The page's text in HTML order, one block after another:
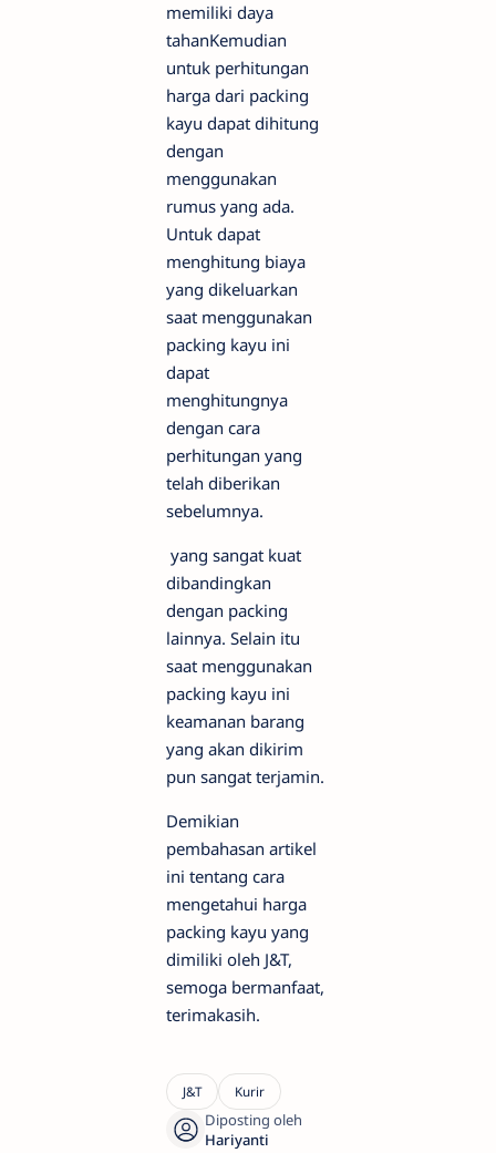
memiliki daya
tahanKemudian
untuk perhitungan
harga dari packing
kayu dapat dihitung
dengan
menggunakan
rumus yang ada.
Untuk dapat
menghitung biaya
yang dikeluarkan
saat menggunakan
packing kayu ini
dapat
menghitungnya
dengan cara
perhitungan yang
telah diberikan
sebelumnya.
yang sangat kuat
dibandingkan
dengan packing
lainnya. Selain itu
saat menggunakan
packing kayu ini
keamanan barang
yang akan dikirim
pun sangat terjamin.
Demikian
pembahasan artikel
ini tentang cara
mengetahui harga
packing kayu yang
dimiliki oleh J&T,
semoga bermanfaat,
terimakasih.